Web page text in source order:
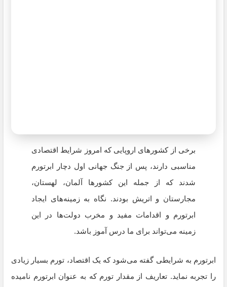
برخی از کشور‌های اروپایی که امروز شرایط اقتصادی
مناسبی دارند، پس از جنگ جهانی اول دچار ابرتورم
شدند که از جمله این کشورها آلمان، لهستان،
مجارستان و اتریش بودند. نگاه به زمینه‌های ایجاد
ابرتورم و اقدامات مفید و مخرب دولت‌ها در این
زمینه می‌تواند برای ما درس آموز باشد.
ابرتورم به شرایطی گفته می‌شود که یک اقتصاد، تورم بسیار زیادی
را تجربه نماید. تعاریف از مقدار تورم که به عنوان ابرتورم نامیده